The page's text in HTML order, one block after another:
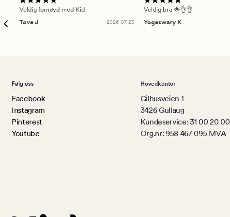
Veldig fornøyd med Kid
Tove J
2026-07-23
Veldig bra 🌟👌👌
Yogeswary K
Følg oss
Facebook
Instagram
Pinterest
Youtube
Hovedkontor
Gilhusveien 1
3426 Gullaug
Kundeservice: 31 00 20 00
Org.nr: 958 467 095 MVA